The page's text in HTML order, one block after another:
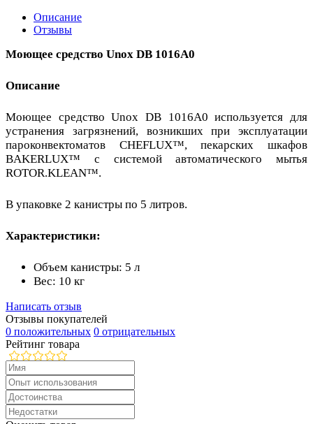
Описание
Отзывы
Моющее средство Unox DB 1016A0
Описание
Моющее средство Unox DB 1016A0 используется для
устранения загрязнений, возникших при эксплуатации
пароконвектоматов CHEFLUX™, пекарских шкафов
BAKERLUX™ с системой автоматического мытья
ROTOR.KLEAN™.
В упаковке 2 канистры по 5 литров.
Характеристики:
Объем канистры: 5 л
Вес: 10 кг
Написать отзыв
Отзывы покупателей
0 положительных 0 отрицательных
Рейтинг товара